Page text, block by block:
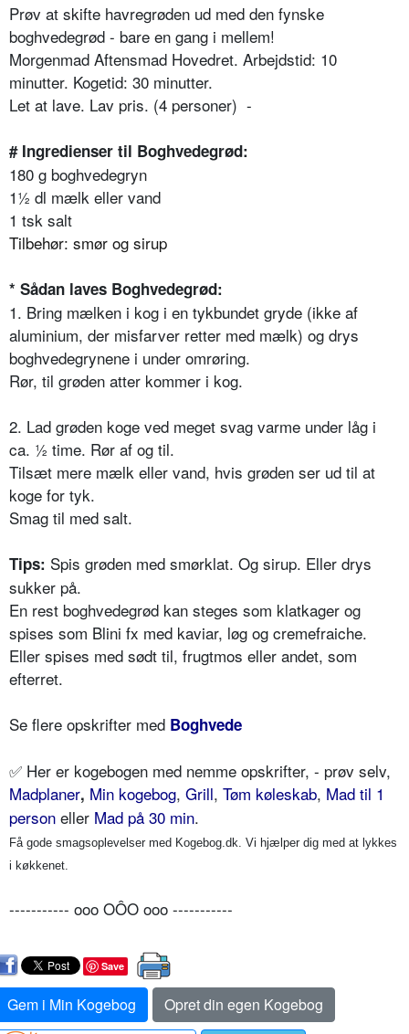
Prøv at skifte havregrøden ud med den fynske
boghvedegrød - bare en gang i mellem!
Morgenmad Aftensmad Hovedret. Arbejdstid: 10
minutter. Kogetid: 30 minutter.
Let at lave. Lav pris. (4 personer) -
# Ingredienser til Boghvedegrød:
180 g boghvedegryn
1½ dl mælk eller vand
1 tsk salt
Tilbehør: smør og sirup
* Sådan laves Boghvedegrød:
1. Bring mælken i kog i en tykbundet gryde (ikke af
aluminium, der misfarver retter med mælk) og drys
boghvedegrynene i under omrøring.
Rør, til grøden atter kommer i kog.
2. Lad grøden koge ved meget svag varme under låg i
ca. ½ time. Rør af og til.
Tilsæt mere mælk eller vand, hvis grøden ser ud til at
koge for tyk.
Smag til med salt.
Tips: Spis grøden med smørklat. Og sirup. Eller drys
sukker på.
En rest boghvedegrød kan steges som klatkager og
spises som Blini fx med kaviar, løg og cremefraiche.
Eller spises med sødt til, frugtmos eller andet, som
efterret.
Se flere opskrifter med Boghvede
✅ Her er kogebogen med nemme opskrifter, - prøv selv,
Madplaner, Min kogebog, Grill, Tøm køleskab, Mad til 1
person eller Mad på 30 min.
Få gode smagsoplevelser med Kogebog.dk. Vi hjælper dig med at lykkes
i køkkenet.
----------- ooo OÔO ooo -----------
Save
Gem i Min Kogebog
Opret din egen Kogebog